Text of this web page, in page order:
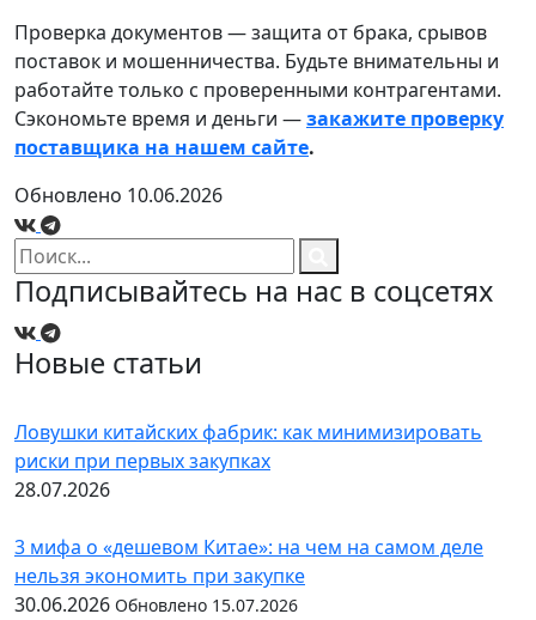
Проверка документов — защита от брака, срывов
поставок и мошенничества. Будьте внимательны и
работайте только с проверенными контрагентами.
Сэкономьте время и деньги —закажите проверку
поставщика на нашем сайте.
Обновлено 10.06.2026
Подписывайтесь на нас в соцсетях
Новые статьи
Ловушки китайских фабрик: как минимизировать
риски при первых закупках
28.07.2026
3 мифа о «дешевом Китае»: на чем на самом деле
нельзя экономить при закупке
30.06.2026 Обновлено 15.07.2026